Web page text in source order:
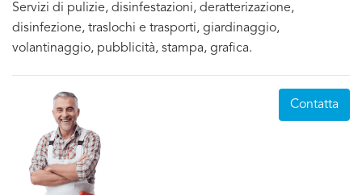
Servizi di pulizie, disinfestazioni, deratterizazione,
disinfezione, traslochi e trasporti, giardinaggio,
volantinaggio, pubblicità, stampa, grafica.
Contatta